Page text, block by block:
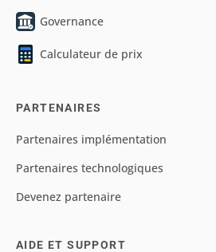
Governance
Calculateur de prix
PARTENAIRES
Partenaires implémentation
Partenaires technologiques
Devenez partenaire
AIDE ET SUPPORT